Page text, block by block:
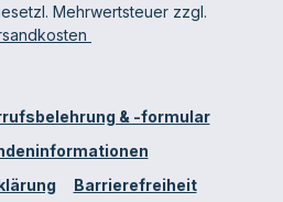
Mehrwertsteuer zzgl.
& -formular
Barrierefreiheit